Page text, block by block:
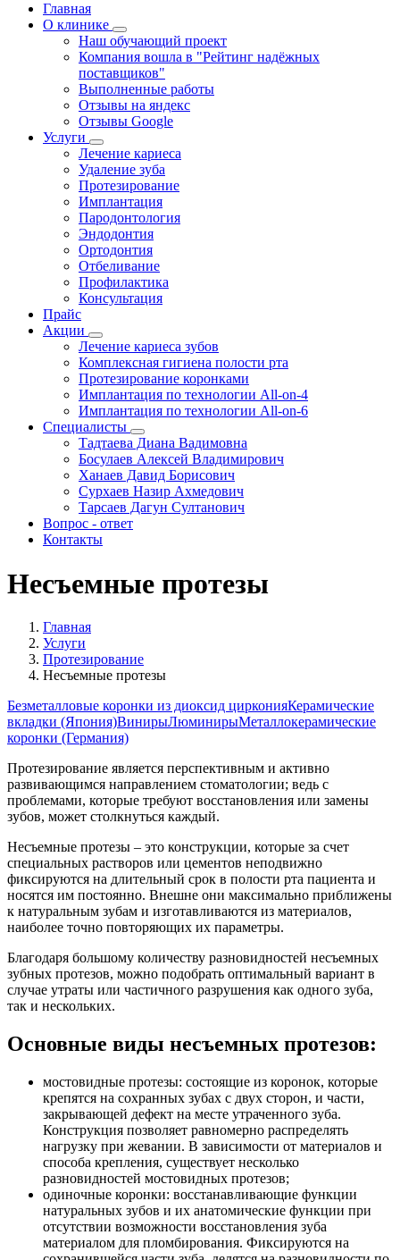
Главная
О клинике
Наш обучающий проект
Компания вошла в "Рейтинг надёжных
поставщиков"
Выполненные работы
Отзывы на яндекс
Отзывы Google
Услуги
Лечение кариеса
Удаление зуба
Протезирование
Имплантация
Пародонтология
Эндодонтия
Ортодонтия
Отбеливание
Профилактика
Консультация
Прайс
Акции
Лечение кариеса зубов
Комплексная гигиена полости рта
Протезирование коронками
Имплантация по технологии All-on-4
Имплантация по технологии All-on-6
Специалисты
Тадтаева Диана Вадимовна
Босулаев Алексей Владимирович
Ханаев Давид Борисович
Сурхаев Назир Ахмедович
Тарсаев Дагун Султанович
Вопрос - ответ
Контакты
Несъемные протезы
Главная
Услуги
Протезирование
Несъемные протезы
Безметалловые коронки из диоксид цирконияКерамические
вкладки (Япония)ВинирыЛюминирыМеталлокерамические
коронки (Германия)
Протезирование является перспективным и активно
развивающимся направлением стоматологии; ведь с
проблемами, которые требуют восстановления или замены
зубов, может столкнуться каждый.
Несъемные протезы – это конструкции, которые за счет
специальных растворов или цементов неподвижно
фиксируются на длительный срок в полости рта пациента и
носятся им постоянно. Внешне они максимально приближены
к натуральным зубам и изготавливаются из материалов,
наиболее точно повторяющих их параметры.
Благодаря большому количеству разновидностей несъемных
зубных протезов, можно подобрать оптимальный вариант в
случае утраты или частичного разрушения как одного зуба,
так и нескольких.
Основные виды несъемных протезов:
мостовидные протезы: состоящие из коронок, которые
крепятся на сохранных зубах с двух сторон, и части,
закрывающей дефект на месте утраченного зуба.
Конструкция позволяет равномерно распределять
нагрузку при жевании. В зависимости от материалов и
способа крепления, существует несколько
разновидностей мостовидных протезов;
одиночные коронки: восстанавливающие функции
натуральных зубов и их анатомические функции при
отсутствии возможности восстановления зуба
материалом для пломбирования. Фиксируются на